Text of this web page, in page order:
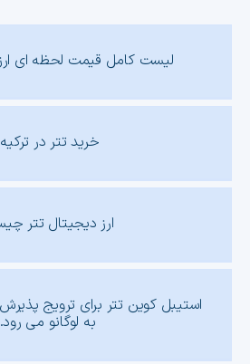
لیست کامل قیمت لحظه ای
خرید تتر در ترکیه
ارز دیجیتال تتر
استیبل کوین تتر برای ترویج
به لوگانو می رود.